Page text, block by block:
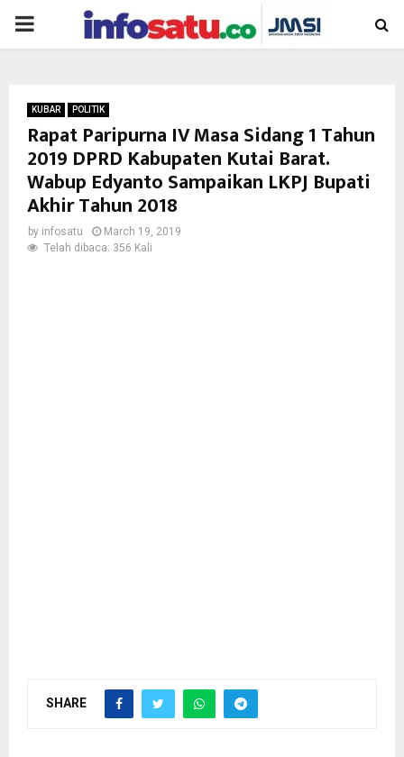
PRIMARY
KUBAR POLITIK
Rapat Paripurna IV Masa Sidang 1 Tahun
2019 DPRD Kabupaten Kutai Barat.
Wabup Edyanto Sampaikan LKPJ Bupati
Akhir Tahun 2018
by infosatu
March 19, 2019
Telah dibaca: 356 Kali
SHARE